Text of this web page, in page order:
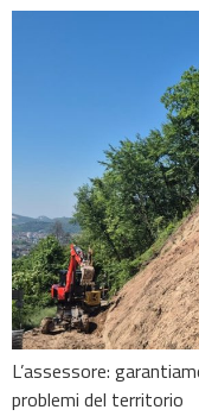
L’assessore:
problemi del territorio